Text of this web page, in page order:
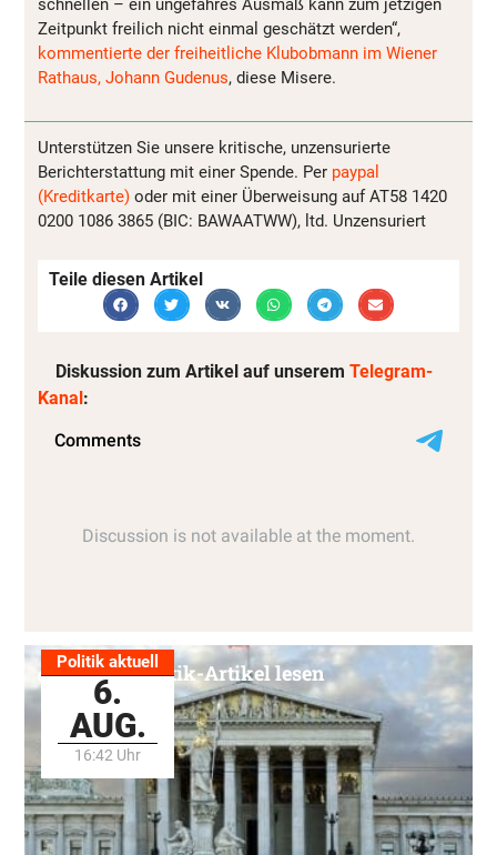
schnellen – ein ungefähres Ausmaß kann zum jetzigen
Zeitpunkt freilich nicht einmal geschätzt werden“,
kommentierte der freiheitliche Klubobmann im Wiener
Rathaus, Johann Gudenus, diese Misere.
Unterstützen Sie unsere kritische, unzensurierte
Berichterstattung mit einer Spende. Per paypal
(Kreditkarte) oder mit einer Überweisung auf AT58 1420
0200 1086 3865 (BIC: BAWAATWW), ltd. Unzensuriert
Teile diesen Artikel
Diskussion zum Artikel auf unserem Telegram-
Kanal :
Politik aktuell
6.
AUG.
16:42 Uhr
Alle Politik-Artikel lesen